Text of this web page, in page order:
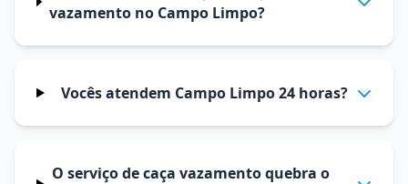
vazamento no Campo Limpo?
Vocês atendem Campo Limpo 24 horas?
O serviço de caça vazamento quebra o